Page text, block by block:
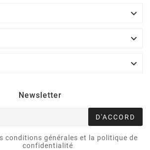



Newsletter
D'ACCORD
conditions générales et la politique de
confidentialité